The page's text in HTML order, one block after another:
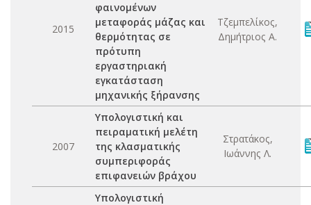
2015
φαινομένων
μεταφοράς μάζας και
θερμότητας σε
πρότυπη
εργαστηριακή
εγκατάσταση
μηχανικής ξήρανσης
Τζεμπελίκος,
Δημήτριος Α.
2007
Υπολογιστική και
πειραματική μελέτη
της κλασματικής
συμπεριφοράς
επιφανειών βράχου
Στρατάκος,
Ιωάννης Λ.
Υπολογιστική